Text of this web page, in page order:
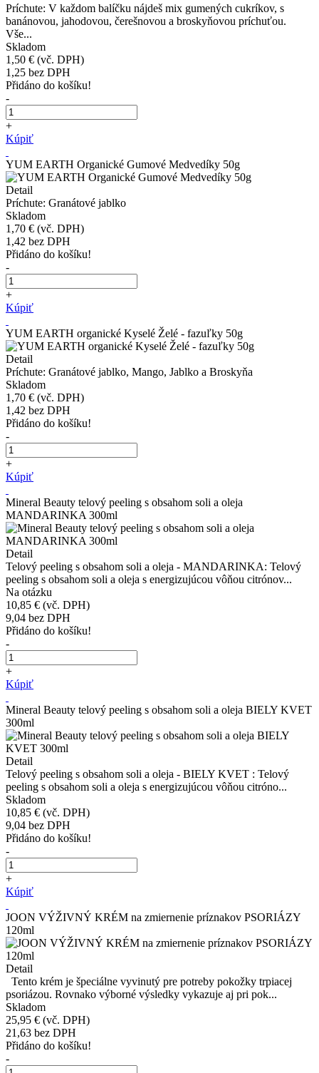
Príchute: V každom balíčku nájdeš mix gumených cukríkov, s
banánovou, jahodovou, čerešnovou a broskyňovou príchuťou.
Vše...
Skladom
1,50 € (vč. DPH)
1,25 bez DPH
Přidáno do košíku!
-
+
Kúpiť
YUM EARTH Organické Gumové Medvedíky 50g
Detail
Príchute: Granátové jablko
Skladom
1,70 € (vč. DPH)
1,42 bez DPH
Přidáno do košíku!
-
+
Kúpiť
YUM EARTH organické Kyselé Želé - fazuľky 50g
Detail
Príchute: Granátové jablko, Mango, Jablko a Broskyňa
Skladom
1,70 € (vč. DPH)
1,42 bez DPH
Přidáno do košíku!
-
+
Kúpiť
Mineral Beauty telový peeling s obsahom soli a oleja
MANDARINKA 300ml
Detail
Telový peeling s obsahom soli a oleja - MANDARINKA: Telový
peeling s obsahom soli a oleja s energizujúcou vôňou citrónov...
Na otázku
10,85 € (vč. DPH)
9,04 bez DPH
Přidáno do košíku!
-
+
Kúpiť
Mineral Beauty telový peeling s obsahom soli a oleja BIELY KVET
300ml
Detail
Telový peeling s obsahom soli a oleja - BIELY KVET : Telový
peeling s obsahom soli a oleja s energizujúcou vôňou citróno...
Skladom
10,85 € (vč. DPH)
9,04 bez DPH
Přidáno do košíku!
-
+
Kúpiť
JOON VÝŽIVNÝ KRÉM na zmiernenie príznakov PSORIÁZY
120ml
Detail
Tento krém je špeciálne vyvinutý pre potreby pokožky trpiacej
psoriázou. Rovnako výborné výsledky vykazuje aj pri pok...
Skladom
25,95 € (vč. DPH)
21,63 bez DPH
Přidáno do košíku!
-